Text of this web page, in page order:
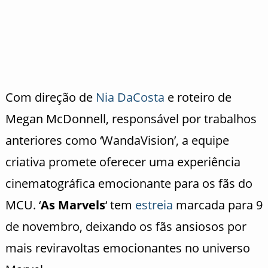
Com direção de Nia DaCosta e roteiro de
Megan McDonnell, responsável por trabalhos
anteriores como ‘WandaVision’, a equipe
criativa promete oferecer uma experiência
cinematográfica emocionante para os fãs do
MCU. ‘As Marvels‘ tem estreia marcada para 9
de novembro, deixando os fãs ansiosos por
mais reviravoltas emocionantes no universo